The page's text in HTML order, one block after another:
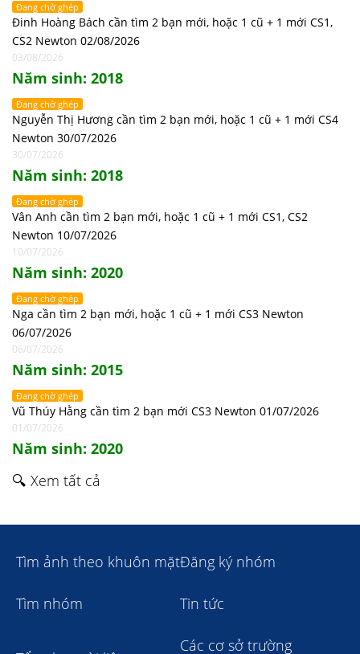
Đang chờ ghép
Đinh Hoàng Bách cần tìm 2 bạn mới, hoặc 1 cũ + 1 mới CS1,
CS2 Newton 02/08/2026
03/08/2026
Năm sinh: 2018
Đang chờ ghép
Nguyễn Thị Hương cần tìm 2 bạn mới, hoặc 1 cũ + 1 mới CS4
Newton 30/07/2026
30/07/2026
Năm sinh: 2018
Đang chờ ghép
Vân Anh cần tìm 2 bạn mới, hoặc 1 cũ + 1 mới CS1, CS2
Newton 10/07/2026
10/07/2026
Năm sinh: 2020
Đang chờ ghép
Nga cần tìm 2 bạn mới, hoặc 1 cũ + 1 mới CS3 Newton
06/07/2026
06/07/2026
Năm sinh: 2015
Đang chờ ghép
Vũ Thúy Hằng cần tìm 2 bạn mới CS3 Newton 01/07/2026
01/07/2026
Năm sinh: 2020
🔍 Xem tất cả
Tìm ảnh theo khuôn mặtĐăng ký nhóm
Tìm nhóm Tin tức
Các cơ sở trường